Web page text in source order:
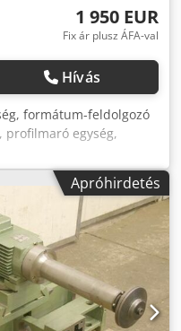
1 950 EUR
Fix ár plusz ÁFA-val
Hívás
formátum-feldolgozó
profilmaró egység,
kétvégű profiloló,
aprító motor, maró
maró egység közös
- Maróegység:
típusa: KCS 70.12-2D
220/380/380 volt -
5880 fordulat / perc
raktáron, felár
mm -Súly: 346 kg
Apróhirdetés